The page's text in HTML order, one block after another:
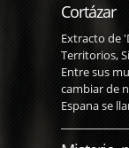
Cortázar
Extracto de
Territorios,
Entre sus
cambiar de
Espana se